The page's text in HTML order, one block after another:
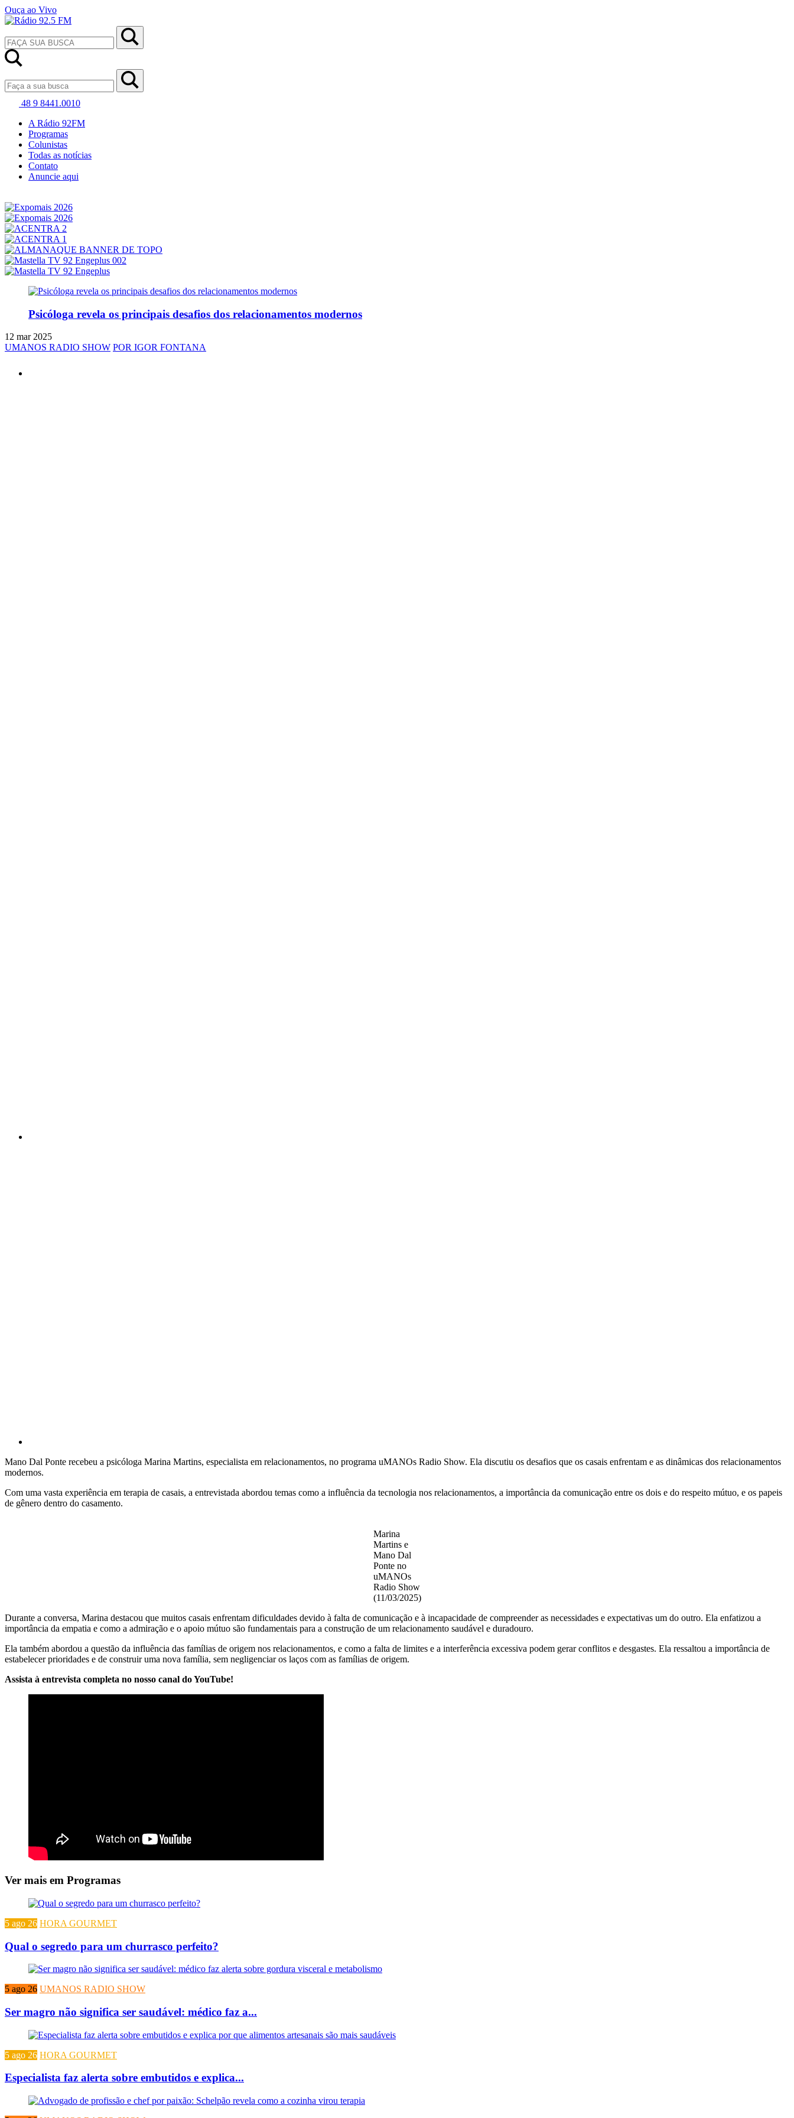
Ouça ao Vivo
48 9 8441.0010
A Rádio 92FM
Programas
Colunistas
Todas as notícias
Contato
Anuncie aqui
Psicóloga revela os principais desafios dos relacionamentos modernos
12 mar 2025
UMANOS RADIO SHOW POR IGOR FONTANA
Mano Dal Ponte recebeu a psicóloga Marina Martins, especialista em relacionamentos, no programa uMANOs Radio Show. Ela discutiu os desafios que os casais enfrentam e as dinâmicas dos relacionamentos
modernos.
Com uma vasta experiência em terapia de casais, a entrevistada abordou temas como a influência da tecnologia nos relacionamentos, a importância da comunicação entre os dois e do respeito mútuo, e os papeis
de gênero dentro do casamento.
Marina
Martins e
Mano Dal
Ponte no
uMANOs
Radio Show
(11/03/2025)
Durante a conversa, Marina destacou que muitos casais enfrentam dificuldades devido à falta de comunicação e à incapacidade de compreender as necessidades e expectativas um do outro. Ela enfatizou a
importância da empatia e como a admiração e o apoio mútuo são fundamentais para a construção de um relacionamento saudável e duradouro.
Ela também abordou a questão da influência das famílias de origem nos relacionamentos, e como a falta de limites e a interferência excessiva podem gerar conflitos e desgastes. Ela ressaltou a importância de
estabelecer prioridades e de construir uma nova família, sem negligenciar os laços com as famílias de origem.
Assista à entrevista completa no nosso canal do YouTube!
Ver mais em Programas
5 ago 26 HORA GOURMET
Qual o segredo para um churrasco perfeito?
5 ago 26 UMANOS RADIO SHOW
Ser magro não significa ser saudável: médico faz a...
5 ago 26 HORA GOURMET
Especialista faz alerta sobre embutidos e explica...